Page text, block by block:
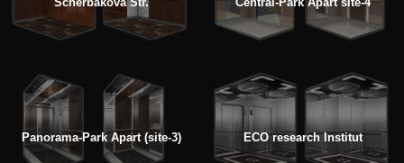
Panorama-Park Apart (site-3) ECO research Institut